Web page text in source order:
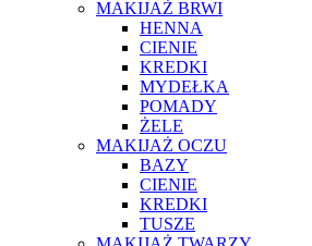
MAKIJAŻ BRWI
HENNA
CIENIE
KREDKI
MYDEŁKA
POMADY
ŻELE
MAKIJAŻ OCZU
BAZY
CIENIE
KREDKI
TUSZE